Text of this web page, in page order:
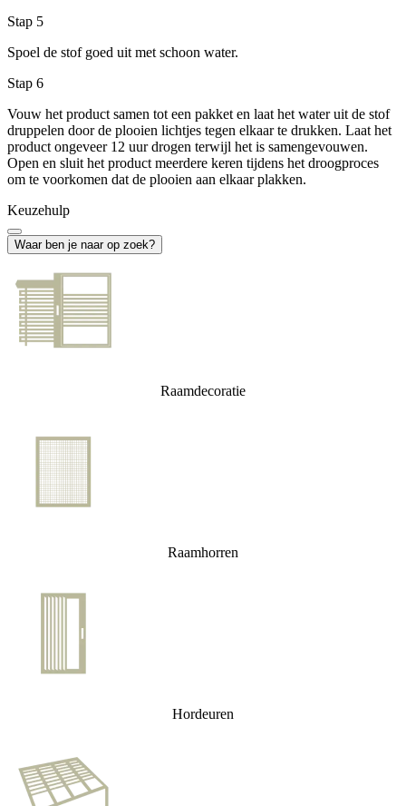
Stap 5
Spoel de stof goed uit met schoon water.
Stap 6
Vouw het product samen tot een pakket en laat het water uit de stof
druppelen door de plooien lichtjes tegen elkaar te drukken. Laat het
product ongeveer 12 uur drogen terwijl het is samengevouwen.
Open en sluit het product meerdere keren tijdens het droogproces
om te voorkomen dat de plooien aan elkaar plakken.
Keuzehulp
Waar ben je naar op zoek?
Raamdecoratie
Raamhorren
Hordeuren